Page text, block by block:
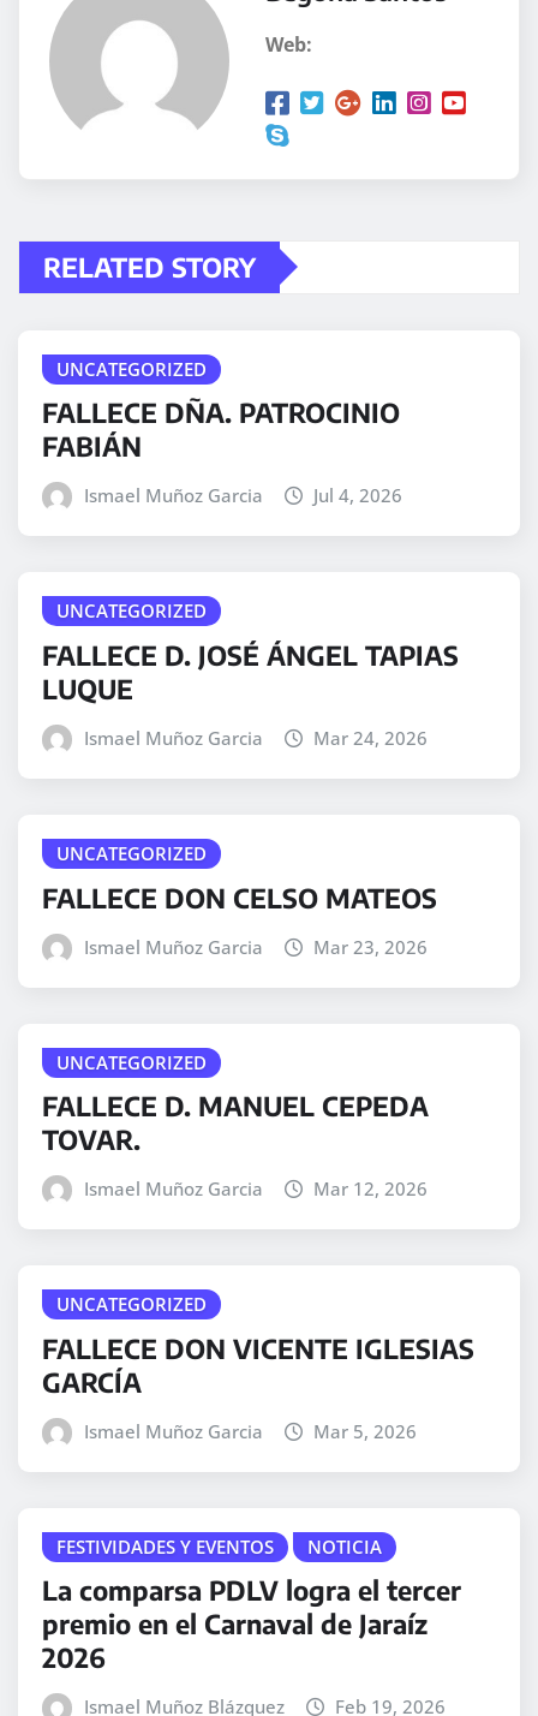
Web:
RELATED STORY
UNCATEGORIZED
FALLECE DÑA. PATROCINIO
FABIÁN
Ismael Muñoz Garcia Jul 4, 2026
UNCATEGORIZED
FALLECE D. JOSÉ ÁNGEL TAPIAS
LUQUE
Ismael Muñoz Garcia Mar 24, 2026
UNCATEGORIZED
FALLECE DON CELSO MATEOS
Ismael Muñoz Garcia Mar 23, 2026
UNCATEGORIZED
FALLECE D. MANUEL CEPEDA
TOVAR.
Ismael Muñoz Garcia Mar 12, 2026
UNCATEGORIZED
FALLECE DON VICENTE IGLESIAS
GARCÍA
Ismael Muñoz Garcia Mar 5, 2026
FESTIVIDADES Y EVENTOS NOTICIA
La comparsa PDLV logra el tercer
premio en el Carnaval de Jaraíz
2026
Ismael Muñoz Blázquez Feb 19, 2026